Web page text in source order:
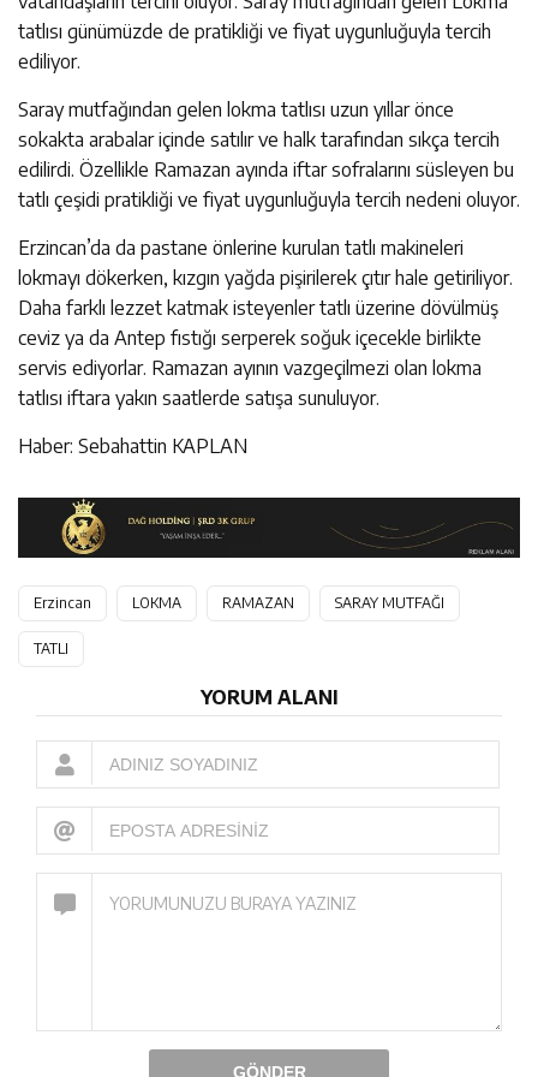
tatlısı günümüzde de pratikliği ve fiyat uygunluğuyla tercih
ediliyor.
Saray mutfağından gelen lokma tatlısı uzun yıllar önce
sokakta arabalar içinde satılır ve halk tarafından sıkça tercih
edilirdi. Özellikle Ramazan ayında iftar sofralarını süsleyen bu
tatlı çeşidi pratikliği ve fiyat uygunluğuyla tercih nedeni oluyor.
Erzincan’da da pastane önlerine kurulan tatlı makineleri
lokmayı dökerken, kızgın yağda pişirilerek çıtır hale getiriliyor.
Daha farklı lezzet katmak isteyenler tatlı üzerine dövülmüş
ceviz ya da Antep fıstığı serperek soğuk içecekle birlikte
servis ediyorlar. Ramazan ayının vazgeçilmezi olan lokma
tatlısı iftara yakın saatlerde satışa sunuluyor.
Haber: Sebahattin KAPLAN
Erzincan LOKMA RAMAZAN SARAY MUTFAĞI
TATLI
YORUM ALANI
GÖNDER